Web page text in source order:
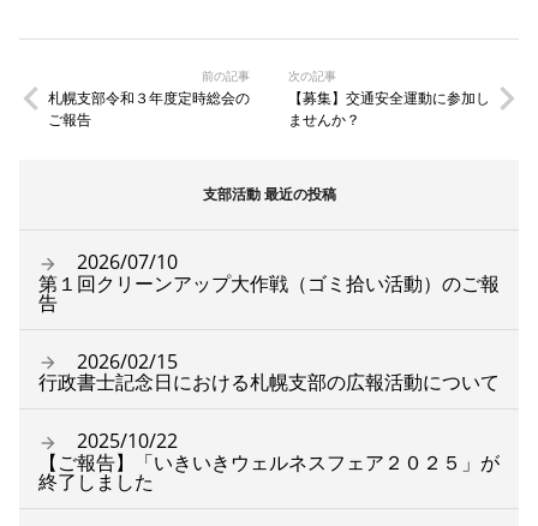
前の記事
札幌支部令和３年度定時総会の
ご報告
次の記事
【募集】交通安全運動に参加し
ませんか？
支部活動 最近の投稿
2026/07/10
第１回クリーンアップ大作戦（ゴミ拾い活動）のご報
告
2026/02/15
行政書士記念日における札幌支部の広報活動について
2025/10/22
【ご報告】「いきいきウェルネスフェア２０２５」が
終了しました